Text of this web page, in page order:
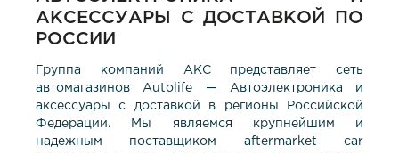
АКСЕССУАРЫ С ДОСТАВКОЙ ПО
РОССИИ
Группа компаний АКС представляет сеть
автомагазинов Autolife — Автоэлектроника и
аксессуары с доставкой в регионы Российской
Федерации. Мы являемся крупнейшим и
надежным поставщиком aftermarket car